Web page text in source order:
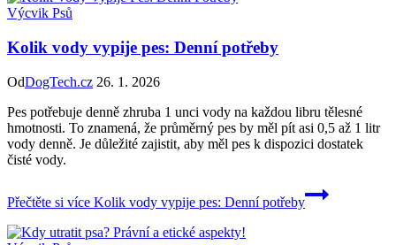
Výcvik Psů
Kolik vody vypije pes: Denní potřeby
OdDogTech.cz 26. 1. 2026
Pes potřebuje denně zhruba 1 unci vody na každou libru tělesné
hmotnosti. To znamená, že průměrný pes by měl pít asi 0,5 až 1 litr
vody denně. Je důležité zajistit, aby měl pes k dispozici dostatek
čisté vody.
Přečtěte si více Kolik vody vypije pes: Denní potřeby